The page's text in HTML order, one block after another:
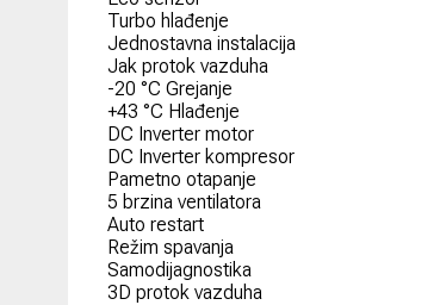
Turbo hlađenje
Jednostavna instalacija
Jak protok vazduha
-20 °C Grejanje
+43 °C Hlađenje
DC Inverter motor
DC Inverter kompresor
Pametno otapanje
5 brzina ventilatora
Auto restart
Režim spavanja
Samodijagnostika
3D protok vazduha